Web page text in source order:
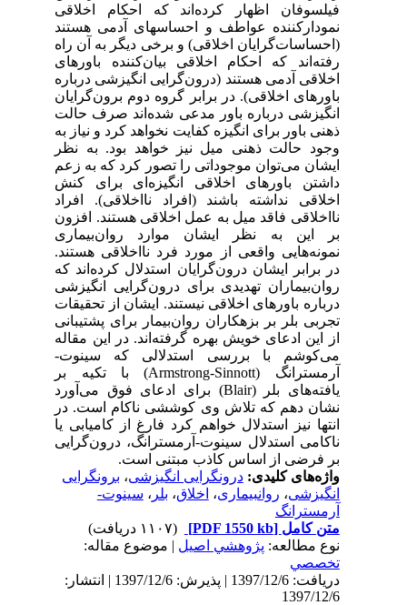
فیلسوفان اظهار کردهاند که احکام اخلاقی
نمودارکننده عواطف و احساس­های آدمی هستند
احساساتگرایان اخلاقی)و برخی دیگر به آن راه
رفتهاند که احکام اخلاقی بیانکننده باورهای
اخلاقی آدمی هستند(درونگرایی انگیزشی درباره
باورهای اخلاقی).در برابر گروه دوم برونگرایان
انگیزشی درباره باور مدعی شدهاندصرف حالت
ذهنی باور برای انگیزه کفایت نخواهد کرد و نیاز به
وجود حالت ذهنی میل نیز خواهد بود.به نظر
ایشان میتوان موجوداتی را تصور کرد که به زعم
داشتن باورهای اخلاقی انگیزهای برای کنش
اخلاقی نداشته باشند
افراد نااخلاقی). افراد
نااخلاقی فاقد میل به عمل اخلاقی هستند.افزون
بر این به نظر ایشان موارد روان بیماری
نمونههایی واقعی از مورد فرد نااخلاقی هستند.
در برابر ایشان درونگرایان استدلال کردهاند که
روان بیماران تهدیدی برای درونگرایی انگیزشی
دربارهباورهای اخلاقینیستند.ایشان از تحقیقات
تجربی بلر بر بزهکاران روان بیمار برای پشتیبانی
از این ادعای خویش بهره گرفتهاند .در این مقاله
میکوشم با بررسی استدلالی که
سینوت-
آرمسترانگ
Sinnott
-
Armstrong
)
با تکیه بر
یافتههای بلر ( Blair) برای ادعای فوق میآورد
نشان دهم که تلاش وی کوششی ناکام است.در
انتها نیز استدلال خواهم کرد فارغ از کامیابی یا
ناکامی استدلال سینوت-آرمسترانگ، درونگرایی
بر فرضی از اساس کاذب مبتنی است.
واژه‌های کلیدی:درونگرایی انگیزشی،برونگرایی
انگیزشی،روانبیماری،اخلاق،بلر، سینوت-
آرمسترانگ
متن کامل[PDF 1550 kb]
نوع مطالعه:پژوهشي اصیل| موضوع مقاله:
تخصصي
دریافت: 1397/12/6 | پذیرش: 1397/12/6 | انتشار:
1397/12/6